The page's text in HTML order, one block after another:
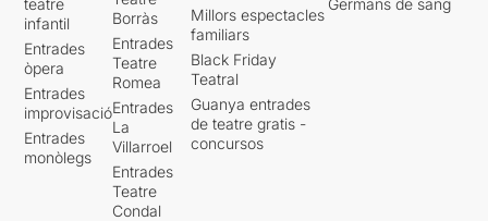
infantil
Entrades
òpera
Entrades
improvisació
Entrades
monòlegs
Borràs
Entrades
Teatre
Romea
Entrades
La
Villarroel
Entrades
Teatre
Condal
Millors espectacles
familiars
Black Friday
Teatral
Guanya entrades
de teatre gratis -
concursos